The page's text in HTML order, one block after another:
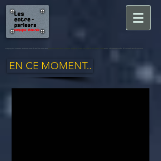
Compagnie les Entre-Parleurs cours de théâtre Suresnes t ado adolescent adulte débutant festival amateur
EN CE MOMENT..